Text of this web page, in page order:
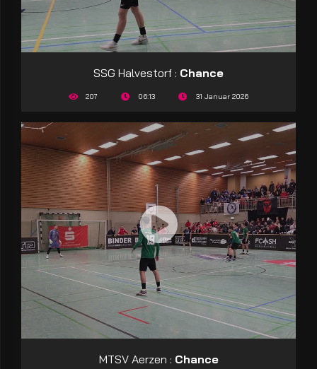
SSG Halvestorf : Chance
207 06:13 31 Januar 2026
MTSV Aerzen : Chance